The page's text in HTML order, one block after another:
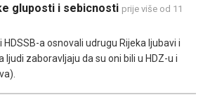
gluposti i sebicnosti prije više od 11
HDSSB-a osnovali udrugu Rijeka ljubavi i
zaboravljaju da su oni bili u HDZ-u i